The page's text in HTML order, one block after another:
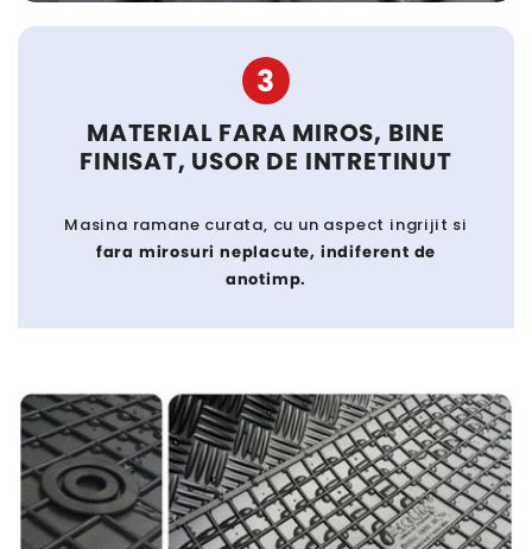
3
MATERIAL FARA MIROS, BINE
FINISAT, USOR DE INTRETINUT
Masina ramane curata, cu un aspect ingrijit si
fara mirosuri neplacute, indiferent de
anotimp.